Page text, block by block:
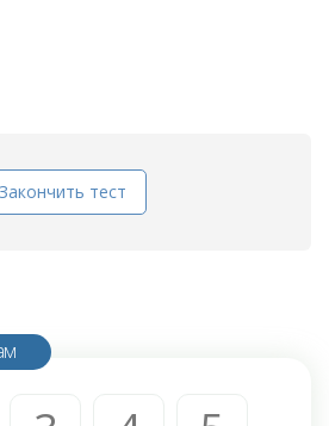
Закончить тест